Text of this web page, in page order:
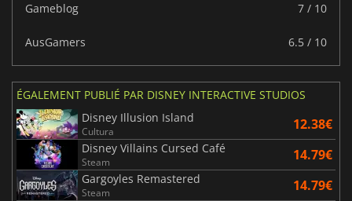
Gameblog 7 / 10
AusGamers 6.5 / 10
ÉGALEMENT PUBLIÉ PAR DISNEY INTERACTIVE STUDIOS
Disney Illusion Island
Cultura 12.38€
Disney Villains Cursed Café
Steam 14.79€
Gargoyles Remastered
Steam 14.79€